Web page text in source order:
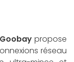
propose
réseau